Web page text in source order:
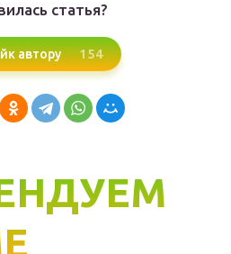
статья?
автору 154